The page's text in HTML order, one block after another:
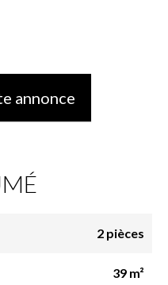
annonce
2 pièces
39 m²